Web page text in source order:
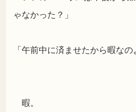
ゃなかった？」
「午前中に済ませたから暇なの
暇。